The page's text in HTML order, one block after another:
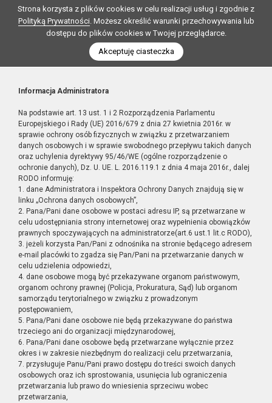
Strona korzysta z plików cookies w celu realizacji usług i zgodnie z
Polityką Prywatności. Możesz określić warunki przechowywania lub
dostępu do plików cookies w Twojej przeglądarce.
Akceptuję ciasteczka
Informacja Administratora
Na podstawie art. 13 ust. 1 i 2 Rozporządzenia Parlamentu
Europejskiego i Rady (UE) 2016/679 z dnia 27 kwietnia 2016r. w
sprawie ochrony osób fizycznych w związku z przetwarzaniem
danych osobowych i w sprawie swobodnego przepływu takich danych
oraz uchylenia dyrektywy 95/46/WE (ogólne rozporządzenie o
ochronie danych), Dz. U. UE. L. 2016.119.1 z dnia 4 maja 2016r., dalej
RODO informuję:
1. dane Administratora i Inspektora Ochrony Danych znajdują się w
linku „Ochrona danych osobowych”,
2. Pana/Pani dane osobowe w postaci adresu IP, są przetwarzane w
celu udostępniania strony internetowej oraz wypełnienia obowiązków
prawnych spoczywających na administratorze(art.6 ust.1 lit.c RODO),
3. jeżeli korzysta Pan/Pani z odnośnika na stronie będącego adresem
e-mail placówki to zgadza się Pan/Pani na przetwarzanie danych w
celu udzielenia odpowiedzi,
4. dane osobowe mogą być przekazywane organom państwowym,
organom ochrony prawnej (Policja, Prokuratura, Sąd) lub organom
samorządu terytorialnego w związku z prowadzonym
postępowaniem,
5. Pana/Pani dane osobowe nie będą przekazywane do państwa
trzeciego ani do organizacji międzynarodowej,
6. Pana/Pani dane osobowe będą przetwarzane wyłącznie przez
okres i w zakresie niezbędnym do realizacji celu przetwarzania,
7. przysługuje Panu/Pani prawo dostępu do treści swoich danych
osobowych oraz ich sprostowania, usunięcia lub ograniczenia
przetwarzania lub prawo do wniesienia sprzeciwu wobec
przetwarzania,